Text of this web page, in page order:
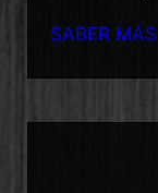
SABER MÁS